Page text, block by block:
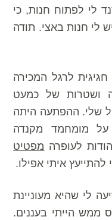
לי לפתוח חנות, כי
לי חנות באצי. תודה
לרגל המכירה
ושטרות של כמעט
שלי. ההפתעה היתה
מומחמד מקנדה
לעופרה מפטיט
איתי אפילו.
לי שהיא מעוניינת
ממש הייתי בעננים.